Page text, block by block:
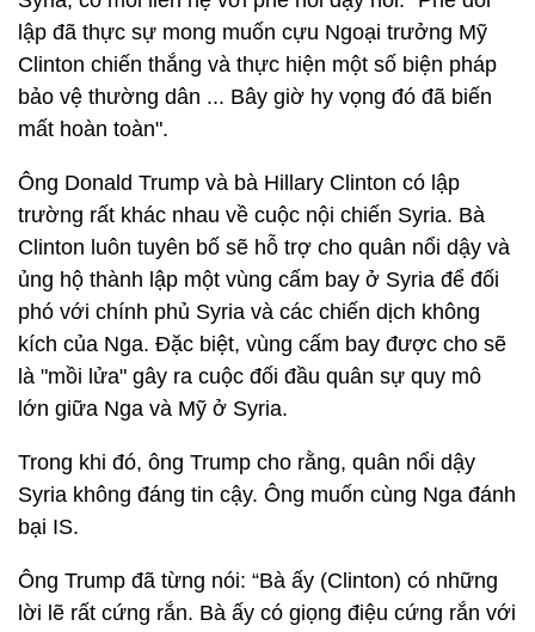
lập đã thực sự mong muốn cựu Ngoại trưởng Mỹ
Clinton chiến thắng và thực hiện một số biện pháp
bảo vệ thường dân ... Bây giờ hy vọng đó đã biến
mất hoàn toàn".
Ông Donald Trump và bà Hillary Clinton có lập
trường rất khác nhau về cuộc nội chiến Syria. Bà
Clinton luôn tuyên bố sẽ hỗ trợ cho quân nổi dậy và
ủng hộ thành lập một vùng cấm bay ở Syria để đối
phó với chính phủ Syria và các chiến dịch không
kích của Nga. Đặc biệt, vùng cấm bay được cho sẽ
là "mồi lửa" gây ra cuộc đối đầu quân sự quy mô
lớn giữa Nga và Mỹ ở Syria.
Trong khi đó, ông Trump cho rằng, quân nổi dậy
Syria không đáng tin cậy. Ông muốn cùng Nga đánh
bại IS.
Ông Trump đã từng nói: “Bà ấy (Clinton) có những
lời lẽ rất cứng rắn. Bà ấy có giọng điệu cứng rắn với